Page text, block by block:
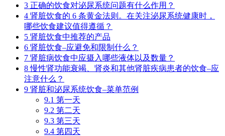
3 正确的饮食对泌尿系统问题有什么作用？
4 肾脏饮食的 6 条黄金法则。在关注泌尿系统健康时，
哪些饮食建议值得遵循？
5 肾脏饮食中推荐的产品
6 肾脏饮食–应避免和限制什么？
7 肾脏病饮食中应摄入哪些液体以及数量？
8慢性肾功能衰竭、肾炎和其他肾脏疾病患者的饮食–应
注意什么？
9 肾脏和泌尿系统饮食–菜单范例
9.1 第一天
9.2 第二天
9.3 第三天
9.4 第四天